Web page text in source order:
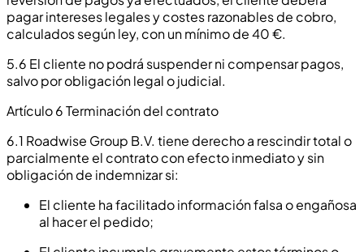
pagar intereses legales y costes razonables de cobro,
calculados según ley, con un mínimo de 40 €.
5.6 El cliente no podrá suspender ni compensar pagos,
salvo por obligación legal o judicial.
Artículo 6 Terminación del contrato
6.1 Roadwise Group B.V. tiene derecho a rescindir total o
parcialmente el contrato con efecto inmediato y sin
obligación de indemnizar si:
El cliente ha facilitado información falsa o engañosa
al hacer el pedido;